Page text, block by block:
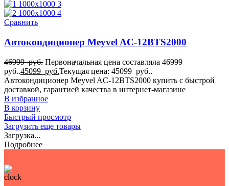
Сравнить
Автокондиционер Meyvel AC-12BTS2000
46999руб. Первоначальная цена составляла 46999
руб..45099 руб.Текущая цена: 45099 руб..
Автокондиционер Meyvel AC-12BTS2000 купить с быстрой
доставкой, гарантией качества в интернет-магазине
В избранное
В корзину
Быстрый просмотр
Загрузить еще товары
Загрузка...
Подробнее